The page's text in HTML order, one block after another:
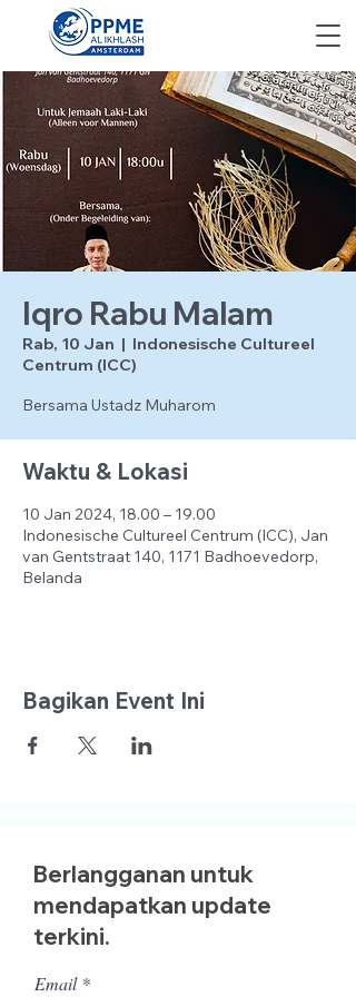
Iqro Rabu Malam
Rab, 10 Jan
  |
Indonesische Cultureel
Centrum (ICC)
Bersama Ustadz Muharom
Waktu & Lokasi
10 Jan 2024, 18.00 – 19.00
Indonesische Cultureel Centrum (ICC), Jan
van Gentstraat 140, 1171 Badhoevedorp,
Belanda
Bagikan Event Ini
Berlangganan untuk
mendapatkan update
terkini.
Email